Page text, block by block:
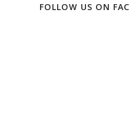
FOLLOW US ON